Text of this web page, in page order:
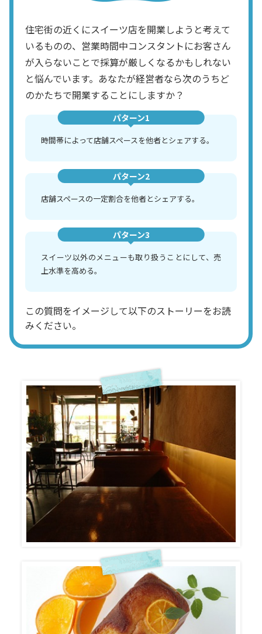
住宅街の近くにスイーツ店を開業しようと考えて
いるものの、営業時間中コンスタントにお客さん
が入らないことで採算が厳しくなるかもしれない
と悩んでいます。あなたが経営者なら次のうちど
のかたちで開業することにしますか？
パターン1
時間帯によって店舗スペースを他者とシェアする。
パターン2
店舗スペースの一定割合を他者とシェアする。
パターン3
スイーツ以外のメニューも取り扱うことにして、売
上水準を高める。
この質問をイメージして以下のストーリーをお読
みください。